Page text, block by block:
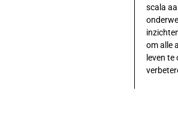
scala
om alle
leven te